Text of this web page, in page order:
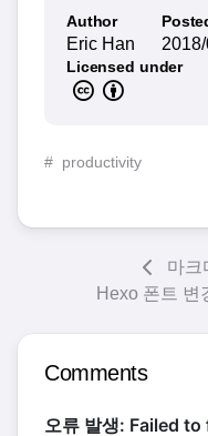
Author
Eric Han
Licensed under
# productivity
마크
Hexo 폰트 변
Comments